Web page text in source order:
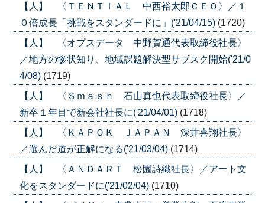
【人】 〈ＴＥＮＴＩＡＬ 中西裕太郎ＣＥＯ〉／１
０倍成長「挑戦をスタンダードに」('21/04/15) (1720)
【人】 〈オプスデータ 中野賀通代表取締役社長〉
／地方の惨状知り、地域課題解決型サブスク開始('21/0
4/08) (1719)
【人】 〈Ｓｍａｓｈ 石山真也代表取締役社長〉／
新卒１年目で新会社社長に('21/04/01) (1718)
【人】 〈ＫＡＰＯＫ ＪＡＰＡＮ 深井喜翔社長〉
／選んだ道が正解になる('21/03/04) (1714)
【人】 〈ＡＮＤＡＲＴ 松園詩織社長〉／アート文
化をスタンダードに('21/02/04) (1710)